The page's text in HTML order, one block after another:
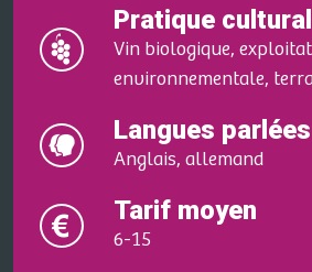
Pratique
Vin biologique,
environnementale,
Langues parlées
Anglais, allemand
Tarif moyen
6-15